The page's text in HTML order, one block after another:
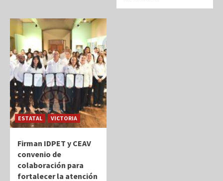
ESTATAL VICTORIA
Firman IDPET y CEAV
convenio de
colaboración para
fortalecer la atención